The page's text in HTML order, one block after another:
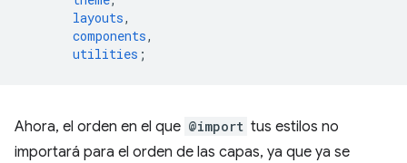
layouts,
components,
utilities ;
Ahora, el orden en el que @import tus estilos no
importará para el orden de las capas, ya que ya se